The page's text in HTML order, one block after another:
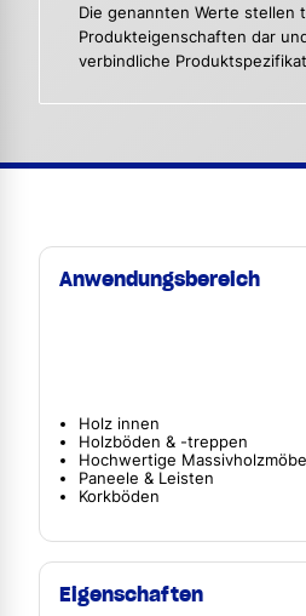
Die genannten Werte stellen
Produkteigenschaften dar
verbindliche
Anwendungsbereich
Holz innen
Holzböden & -treppen
Hochwertige
Paneele & Leisten
Korkböden
Eigenschaften